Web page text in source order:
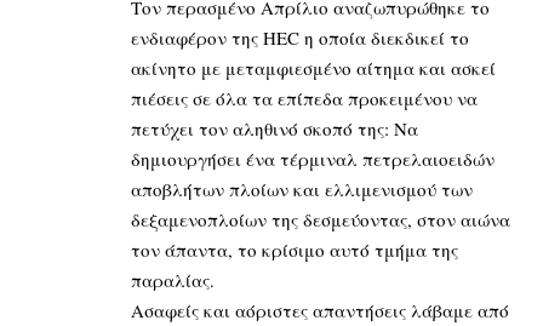
Τον περασμένο Απρίλιο αναζωπυρώθηκε το
ενδιαφέρον της ΗΕC η οποία διεκδικεί το
ακίνητο με μεταμφιεσμένο αίτημα και ασκεί
πιέσεις σε όλα τα επίπεδα προκειμένου να
πετύχει τον αληθινό σκοπό της: Να
δημιουργήσει ένα τέρμιναλ πετρελαιοειδών
αποβλήτων πλοίων και ελλιμενισμού των
δεξαμενοπλοίων της δεσμεύοντας, στον αιώνα
τον άπαντα, το κρίσιμο αυτό τμήμα της
παραλίας.
Ασαφείς και αόριστες απαντήσεις λάβαμε από